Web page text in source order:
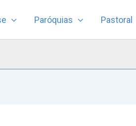
Paróquias Pastoral